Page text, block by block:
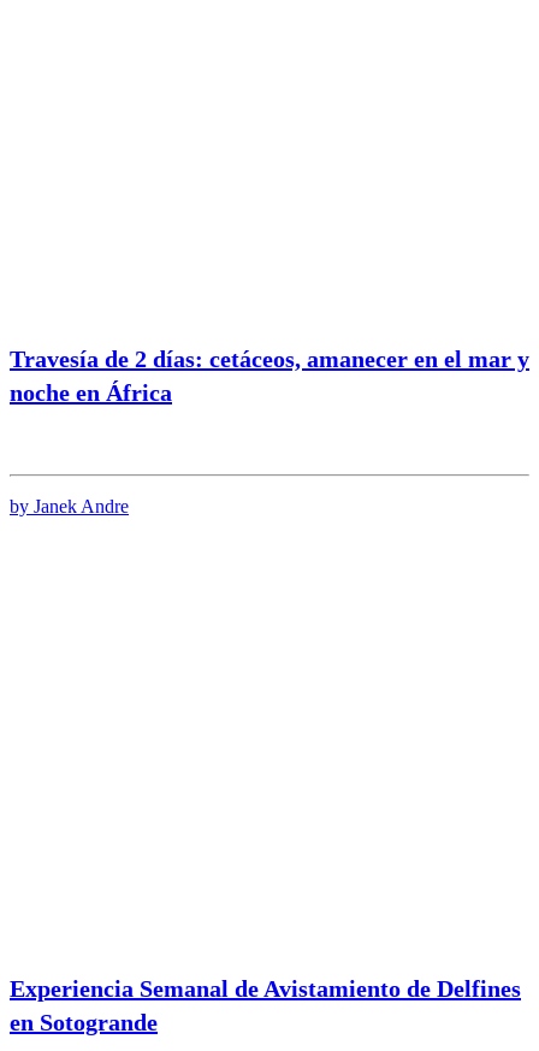
Travesía de 2 días: cetáceos, amanecer en el mar y
noche en África
by Janek Andre
Experiencia Semanal de Avistamiento de Delfines
en Sotogrande